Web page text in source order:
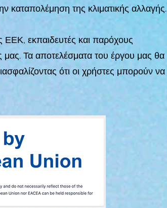
καταπολέμηση της κλιματικής αλλαγής.
ΕΕΚ, εκπαιδευτές και παρόχους
μας. Τα αποτελέσματα του έργου μας θα
ότι οι χρήστες μπορούν να